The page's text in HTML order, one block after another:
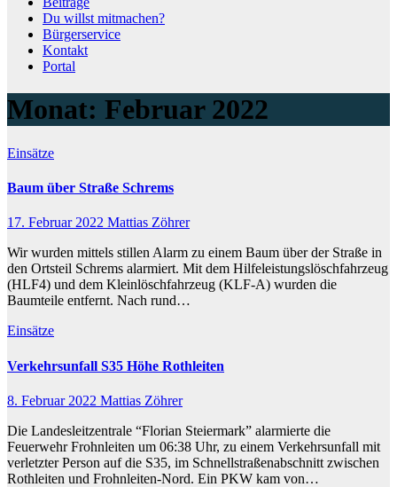
Du willst mitmachen?
Bürgerservice
Kontakt
Portal
Monat: Februar 2022
Einsätze
Baum über Straße Schrems
17. Februar 2022 Mattias Zöhrer
Wir wurden mittels stillen Alarm zu einem Baum über der Straße in
den Ortsteil Schrems alarmiert. Mit dem Hilfeleistungslöschfahrzeug
(HLF4) und dem Kleinlöschfahrzeug (KLF-A) wurden die
Baumteile entfernt. Nach rund…
Einsätze
Verkehrsunfall S35 Höhe Rothleiten
8. Februar 2022 Mattias Zöhrer
Die Landesleitzentrale “Florian Steiermark” alarmierte die
Feuerwehr Frohnleiten um 06:38 Uhr, zu einem Verkehrsunfall mit
verletzter Person auf die S35, im Schnellstraßenabschnitt zwischen
Rothleiten und Frohnleiten-Nord. Ein PKW kam von…